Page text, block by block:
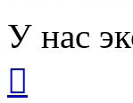
У нас
началу